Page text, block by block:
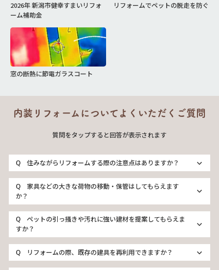
2026年 新潟市健幸すまいリフォ
ーム補助金
リフォームでペットの脱走を防ぐ
窓の断熱に節電ガラスコート
内装リフォームについてよくいただくご質問
質問をタップすると回答が表示されます
住みながらリフォームする際の注意点はありますか？
家具などの大きな荷物の移動・保管はしてもらえます
か？
ペットの引っ掻きや汚れに強い建材を提案してもらえま
すか？
リフォームの際、既存の建具を再利用できますか？